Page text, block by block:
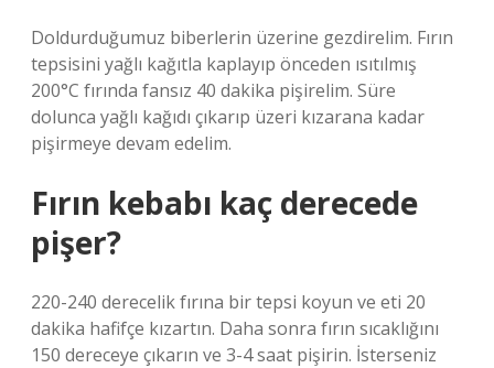
Doldurduğumuz biberlerin üzerine gezdirelim. Fırın
tepsisini yağlı kağıtla kaplayıp önceden ısıtılmış
200°C fırında fansız 40 dakika pişirelim. Süre
dolunca yağlı kağıdı çıkarıp üzeri kızarana kadar
pişirmeye devam edelim.
Fırın kebabı kaç derecede
pişer?
220-240 derecelik fırına bir tepsi koyun ve eti 20
dakika hafifçe kızartın. Daha sonra fırın sıcaklığını
150 dereceye çıkarın ve 3-4 saat pişirin. İsterseniz